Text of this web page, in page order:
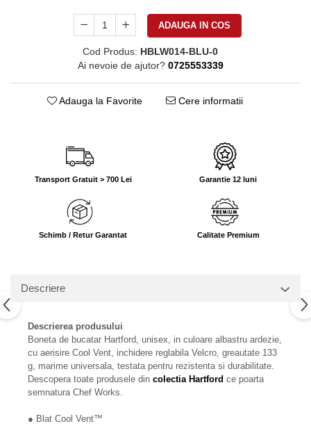
ADAUGA IN COS
Cod Produs: HBLW014-BLU-0
Ai nevoie de ajutor? 0725553339
Adauga la Favorite Cere informatii
Transport Gratuit > 700 Lei Garantie 12 luni
Schimb / Retur Garantat Calitate Premium
Descriere
Descrierea produsului
Boneta de bucatar Hartford, unisex, in culoare albastru ardezie,
cu aerisire Cool Vent, inchidere reglabila Velcro, greautate 133
g, marime universala, testata pentru rezistenta si durabilitate.
Descopera toate produsele din colectia Hartford ce poarta
semnatura Chef Works.
● Blat Cool Vent™